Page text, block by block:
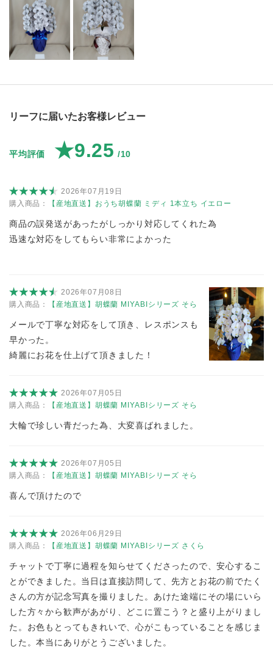
リーフに届いたお客様レビュー
平均評価 ★9.25 /10
2026年07月19日
購入商品：
【産地直送】おうち胡蝶蘭 ミディ 1本立ち イエロー
商品の誤発送があったがしっかり対応してくれた為
迅速な対応をしてもらい非常によかった
2026年07月08日
購入商品：
【産地直送】胡蝶蘭 MIYABIシリーズ そら
メールで丁寧な対応をして頂き、レスポンスも
早かった。
綺麗にお花を仕上げて頂きました！
2026年07月05日
購入商品：
【産地直送】胡蝶蘭 MIYABIシリーズ そら
大輪で珍しい青だった為、大変喜ばれました。
2026年07月05日
購入商品：
【産地直送】胡蝶蘭 MIYABIシリーズ そら
喜んで頂けたので
2026年06月29日
購入商品：
【産地直送】胡蝶蘭 MIYABIシリーズ さくら
チャットで丁寧に過程を知らせてくださったので、安心するこ
とができました。当日は直接訪問して、先方とお花の前でたく
さんの方が記念写真を撮りました。あけた途端にその場にいら
した方々から歓声があがり、どこに置こう？と盛り上がりまし
た。お色もとってもきれいで、心がこもっていることを感じま
した。本当にありがとうございました。